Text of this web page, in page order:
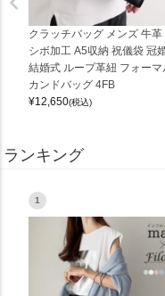
クラッチバッグ メンズ 牛革
シボ加工 A5収納 祝儀袋 冠
結婚式 ループ革紐 フォーマ
カンドバッグ 4FB
¥12,650(税込)
ランキング
1